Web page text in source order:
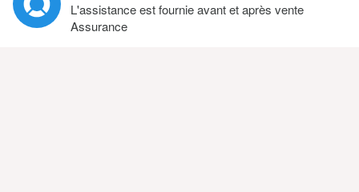
L'assistance est fournie avant et après vente
Assurance